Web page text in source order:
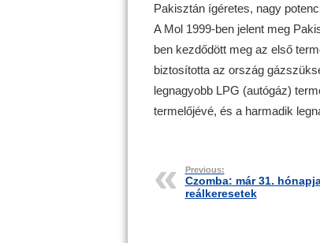
Pakisztán ígéretes, nagy
A Mol 1999-ben jelent meg
ben kezdődött meg az első
biztosította az ország
legnagyobb LPG (autógáz)
termelőjévé, és a harmadik
Previous:
Czomba: már 31.
reálkeresetek